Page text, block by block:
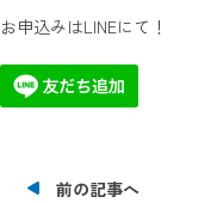
お申込みはLINEにて！
前の記事へ